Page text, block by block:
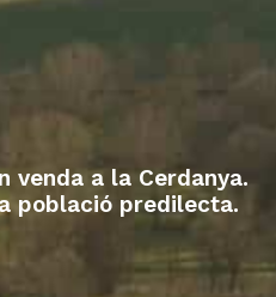
venda a la Cerdanya.
població predilecta.